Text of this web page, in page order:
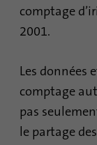
comptage
2001.
Les données
comptage
pas
le partage
Fournisseur